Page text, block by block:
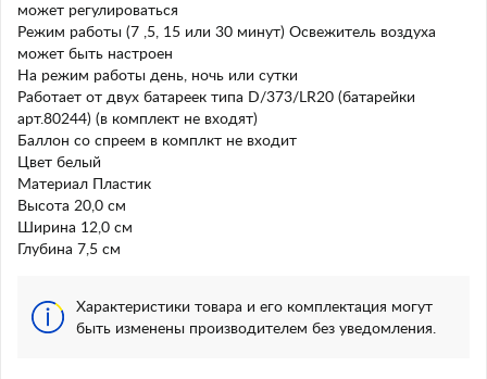
может регулироваться
Режим работы (7 ,5, 15 или 30 минут) Освежитель воздуха
может быть настроен
На режим работы день, ночь или сутки
Работает от двух батареек типа D/373/LR20 (батарейки
арт.80244) (в комплект не входят)
Баллон со спреем в комплкт не входит
Цвет белый
Материал Пластик
Высота 20,0 см
Ширина 12,0 см
Глубина 7,5 см
Характеристики товара и его комплектация могут
быть изменены производителем без уведомления.